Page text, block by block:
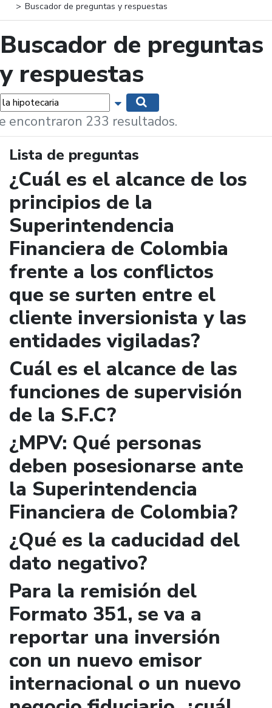
Buscador de preguntas y respuestas
Buscador de preguntas
y respuestas
Mostrar opciones de búsqueda
encontraron 233 resultados.
Lista de preguntas
¿Cuál es el alcance de los
principios de la
Superintendencia
Financiera de Colombia
frente a los conflictos
que se surten entre el
cliente inversionista y las
entidades vigiladas?
Cuál es el alcance de las
funciones de supervisión
de la S.F.C?
¿MPV: Qué personas
deben posesionarse ante
la Superintendencia
Financiera de Colombia?
¿Qué es la caducidad del
dato negativo?
Para la remisión del
Formato 351, se va a
reportar una inversión
con un nuevo emisor
internacional o un nuevo